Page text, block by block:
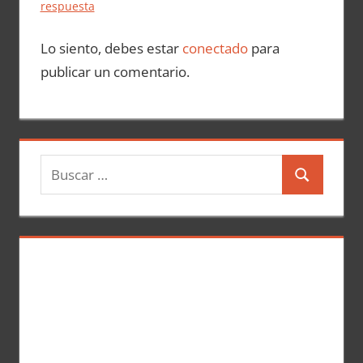
respuesta
Lo siento, debes estar conectadopara
publicar un comentario.
u
s
c
B
s